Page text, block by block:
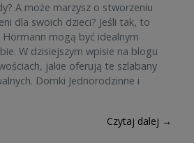
A może marzysz o stworzeniu
dla swoich dzieci? Jeśli tak, to
mogą być idealnym
W dzisiejszym wpisie na blogu
jakie oferują te szlabany
Domki Jednorodzinne i
Czytaj dalej →